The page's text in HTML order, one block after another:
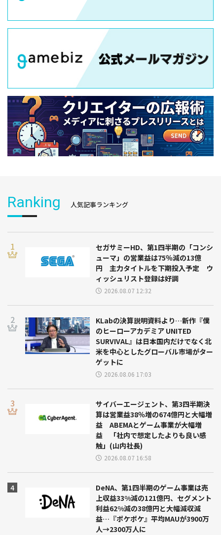
Ranking 人気記事ランキング
セガサミーHD、第1四半期の「コンシ
ューマ」の営業益は75％減の13億
円 主力タイトルを下期投入予定 ウ
ィッシュリスト登録は好調
2026.08.07 12:32
KLabの決算説明資料より…新作『僕
のヒーローアカデミア UNITED
SURVIVAL』は日本国内だけでなく北
米を中心としたグローバル市場がター
ゲットに
2026.08.06 17:03
サイバーエージェント、第3四半期決
算は営業益38％増の674億円と大幅増
益 ABEMAとゲーム事業が大幅増
益 「社内で想定したよりも良い感
触」(山内社長)
2026.08.07 16:58
DeNA、第1四半期のゲーム事業は売
上収益33%減の121億円、セグメント
利益62%減の38億円と大幅減収減
益…『ポケポケ』平均MAUが3900万
人→2300万人に